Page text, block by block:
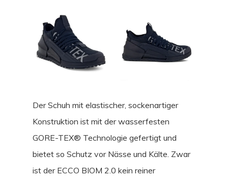
Der Schuh mit elastischer, sockenartiger
Konstruktion ist mit der wasserfesten
GORE-TEX® Technologie gefertigt und
bietet so Schutz vor Nässe und Kälte. Zwar
ist der ECCO BIOM 2.0 kein reiner